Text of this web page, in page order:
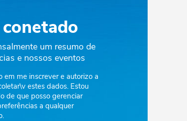
um resumo de
e nossos eventos
em me inscrever e autorizo a
estes dados. Estou
de que posso gerenciar
a qualquer